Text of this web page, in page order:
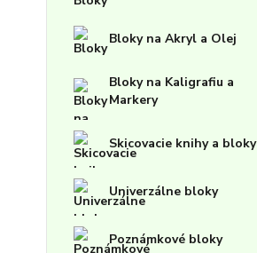
Bloky na Akryl a Olej
Bloky na Kaligrafiu a
Markery
Skicovacie knihy a bloky
Univerzálne bloky
Poznámkové bloky